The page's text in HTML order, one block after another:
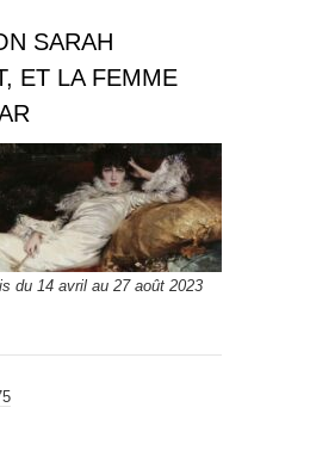
SARAH
ET LA FEMME
du 14 avril au 27 août 2023